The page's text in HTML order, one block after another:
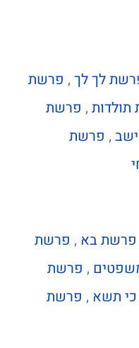
לך לך , פרשת
, פרשת
, פרשת
פרשת בא , פרשת
, פרשת
תשא , פרשת